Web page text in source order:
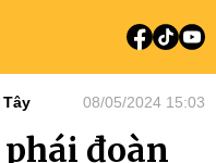
08/05/2024 15:03
đoàn